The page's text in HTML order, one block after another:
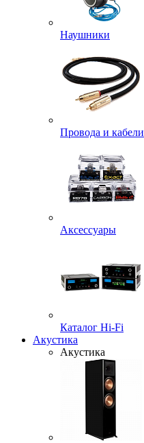
Наушники
Провода и кабели
Аксессуары
Каталог Hi-Fi
Акустика
Акустика